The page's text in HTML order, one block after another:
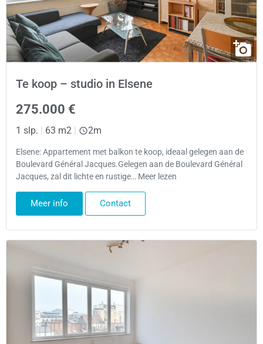
Te koop – studio in Elsene
275.000 €
1 slp. | 63 m2 | 2m
Elsene: Appartement met balkon te koop, ideaal gelegen aan de
Boulevard Général Jacques.Gelegen aan de Boulevard Général
Jacques, zal dit lichte en rustige… Meer lezen
Meer info Contact